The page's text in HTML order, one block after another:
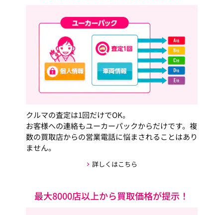
クルマの査定は1回だけでOK。
お客様への連絡もユーカーパックからだけです。複
数の買取店からの営業電話に悩まされることはあり
ません。
詳しくはこちら
最大8000店以上から買取価格が提示！